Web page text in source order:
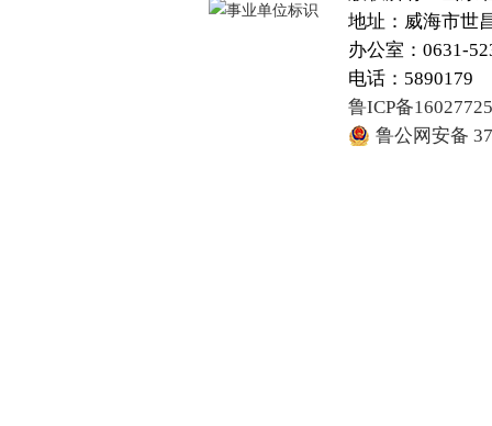
地址：威海市世
办公室：0631-
电话：5890179
鲁ICP备
鲁公网安备